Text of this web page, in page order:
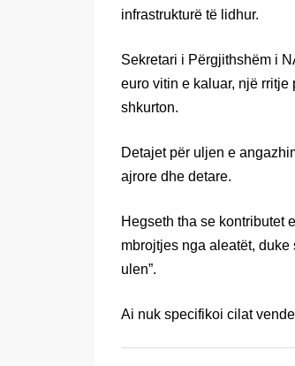
infrastrukturë të lidhur.
Sekretari i Përgjithshëm i
euro vitin e kaluar, një
shkurton.
Detajet për uljen e
ajrore dhe detare.
Hegseth tha se kontributet
mbrojtjes nga aleatët,
ulen”.
Ai nuk specifikoi cilat